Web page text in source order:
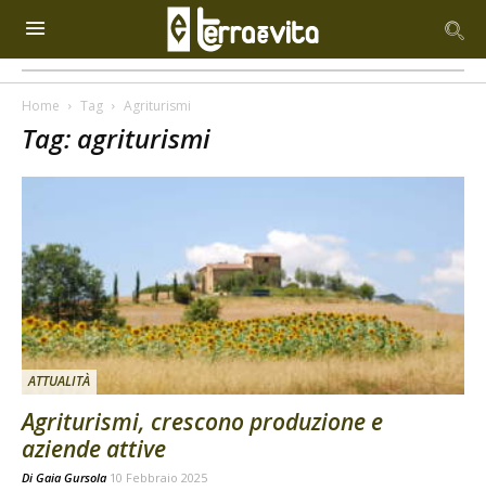
Home Tag Agriturismi
Tag: agriturismi
ATTUALITÀ
Agriturismi, crescono produzione e
aziende attive
Di Gaia Gursola 10 Febbraio 2025